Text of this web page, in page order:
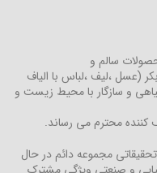
محصولات سالم و
(عسل ،لیف ،لباس با الیاف
و سازگار با محیط زیست و
محترم می رساند.
مجموعه دائم در حال
و صنعتی ویژگی مشترک